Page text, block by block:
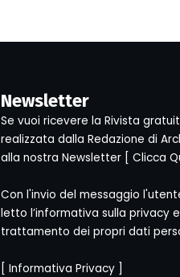
Newsletter
Se vuoi ricevere la Rivista
realizzata dalla Redazione di
alla nostra Newsletter [ Clicca
Con l'invio del messaggio
letto l’informativa sulla privacy
trattamento dei propri dati
[ Informativa Privacy]